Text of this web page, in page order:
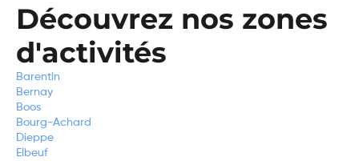
Découvrez nos zones
d'activités
Barentin
Bernay
Boos
Bourg-Achard
Dieppe
Elbeuf